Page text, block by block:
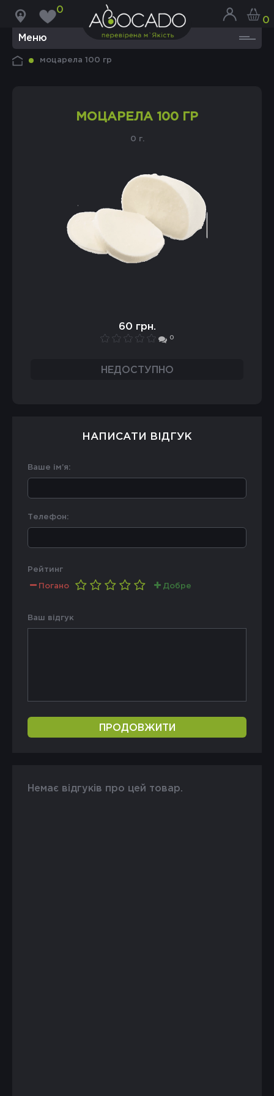
0
0
Меню
моцарела 100 гр
МОЦАРЕЛА 100 ГР
0 г.
60 грн.
0
НЕДОСТУПНО
НАПИСАТИ ВІДГУК
Ваше ім’я:
Телефон:
Рейтинг
Погано Добре
Ваш відгук
ПРОДОВЖИТИ
Немає відгуків про цей товар.